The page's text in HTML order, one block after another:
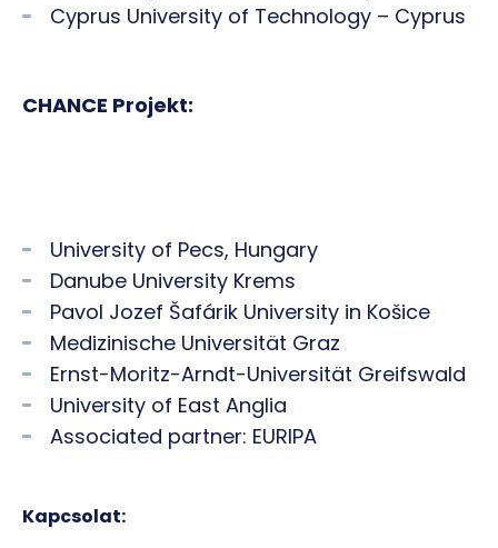
Cyprus University of Technology – Cyprus
CHANCE Projekt:
University of Pecs, Hungary
Danube University Krems
Pavol Jozef Šafárik University in Košice
Medizinische Universität Graz
Ernst-Moritz-Arndt-Universität Greifswald
University of East Anglia
Associated partner: EURIPA
Kapcsolat: